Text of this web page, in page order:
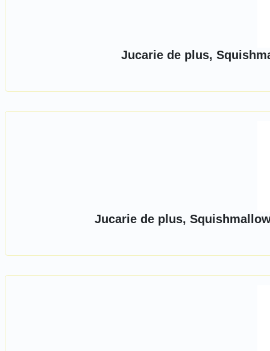
Jucarie de plus,
Jucarie de plus,